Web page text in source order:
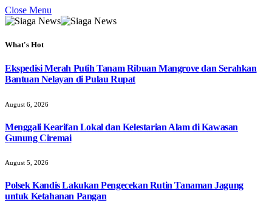
Close Menu
What's Hot
Ekspedisi Merah Putih Tanam Ribuan Mangrove dan Serahkan
Bantuan Nelayan di Pulau Rupat
August 6, 2026
Menggali Kearifan Lokal dan Kelestarian Alam di Kawasan
Gunung Ciremai
August 5, 2026
Polsek Kandis Lakukan Pengecekan Rutin Tanaman Jagung
untuk Ketahanan Pangan